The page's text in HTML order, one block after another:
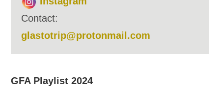
Contact:
glastotrip@protonmail.com
GFA Playlist 2024